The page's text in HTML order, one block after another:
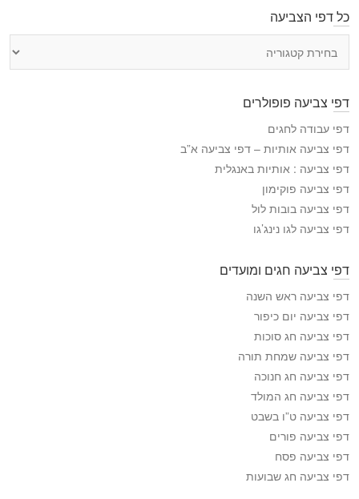
כל דפי הצביעה
י
ה
צ
י
ע
ה
דפי צביעה פופולרים
דפי עבודה לחגים
דפי צביעה אותיות – דפי צביעה א”ב
דפי צביעה : אותיות באנגלית
דפי צביעה פוקימון
דפי צביעה בובות לול
דפי צביעה לגו נינג’גו
דפי צביעה חגים ומועדים
דפי צביעה ראש השנה
דפי צביעה יום כיפור
דפי צביעה חג סוכות
דפי צביעה שמחת תורה
דפי צביעה חג חנוכה
דפי צביעה חג המולד
דפי צביעה ט”ו בשבט
דפי צביעה פורים
דפי צביעה פסח
דפי צביעה חג שבועות